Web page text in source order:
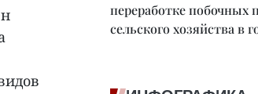
переработке побочных
сельского хозяйства в